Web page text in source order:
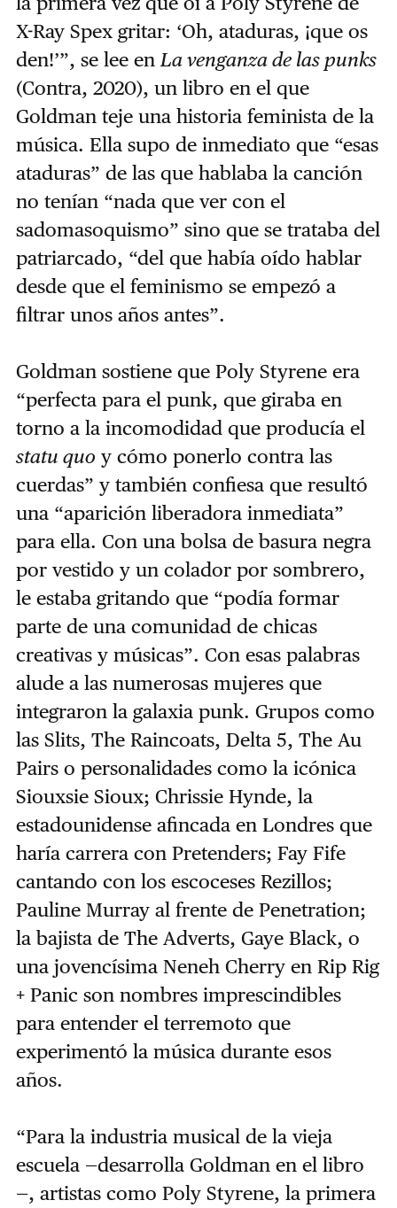
X-Ray Spex gritar: ‘Oh, ataduras, ¡que os
den!’”, se lee en La venganza de las punks
(Contra, 2020), un libro en el que
Goldman teje una historia feminista de la
música. Ella supo de inmediato que “esas
ataduras” de las que hablaba la canción
no tenían “nada que ver con el
sadomasoquismo” sino que se trataba del
patriarcado, “del que había oído hablar
desde que el feminismo se empezó a
filtrar unos años antes”.
Goldman sostiene que Poly Styrene era
“perfecta para el punk, que giraba en
torno a la incomodidad que producía el
statu quo y cómo ponerlo contra las
cuerdas” y también confiesa que resultó
una “aparición liberadora inmediata”
para ella. Con una bolsa de basura negra
por vestido y un colador por sombrero,
le estaba gritando que “podía formar
parte de una comunidad de chicas
creativas y músicas”. Con esas palabras
alude a las numerosas mujeres que
integraron la galaxia punk. Grupos como
las Slits, The Raincoats, Delta 5, The Au
Pairs o personalidades como la icónica
Siouxsie Sioux; Chrissie Hynde, la
estadounidense afincada en Londres que
haría carrera con Pretenders; Fay Fife
cantando con los escoceses Rezillos;
Pauline Murray al frente de Penetration;
la bajista de The Adverts, Gaye Black, o
una jovencísima Neneh Cherry en Rip Rig
+ Panic son nombres imprescindibles
para entender el terremoto que
experimentó la música durante esos
años.
“Para la industria musical de la vieja
escuela —desarrolla Goldman en el libro
—, artistas como Poly Styrene, la primera